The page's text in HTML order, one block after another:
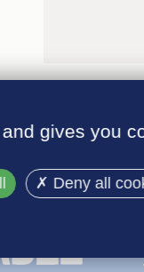
gives you
Deny all